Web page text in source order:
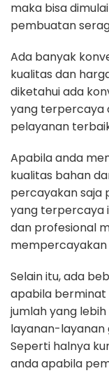
maka bisa
pembuatan
Ada banyak
kualitas dan
diketahui ada
yang terpercaya
pelayanan
Apabila anda
kualitas bahan
percayakan saja
yang terpercaya
dan profesional
mempercayakan
Selain itu, ada
apabila
jumlah yang
layanan-layanan
Seperti halnya
anda apabila